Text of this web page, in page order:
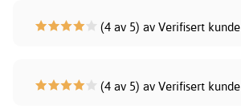
(4 av 5) av Verifisert kunde
(4 av 5) av Verifisert kunde